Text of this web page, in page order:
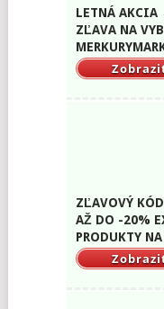
LETNÁ
ZĽAVA NA
ZĽAVOVÝ
AŽ DO -20%
PRODUKTY